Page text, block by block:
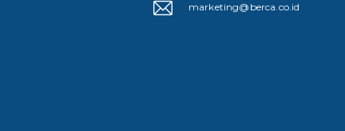
marketing@berca.co.id